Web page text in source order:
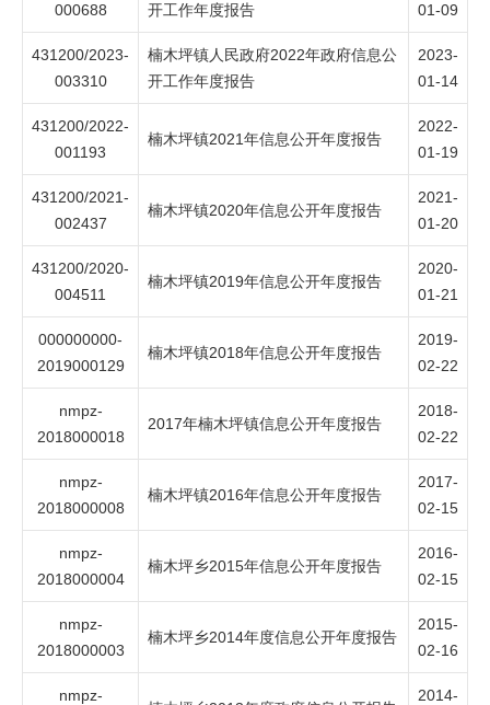
000688
开工作年度报告
01-09
431200/2023-
003310
楠木坪镇人民政府2022年政府信息公
开工作年度报告
2023-
01-14
431200/2022-
001193
楠木坪镇2021年信息公开年度报告
2022-
01-19
431200/2021-
002437
楠木坪镇2020年信息公开年度报告
2021-
01-20
431200/2020-
004511
楠木坪镇2019年信息公开年度报告
2020-
01-21
000000000-
2019000129
楠木坪镇2018年信息公开年度报告
2019-
02-22
nmpz-
2018000018
2017年楠木坪镇信息公开年度报告
2018-
02-22
nmpz-
2018000008
楠木坪镇2016年信息公开年度报告
2017-
02-15
nmpz-
2018000004
楠木坪乡2015年信息公开年度报告
2016-
02-15
nmpz-
2018000003
楠木坪乡2014年度信息公开年度报告
2015-
02-16
nmpz- 2014-